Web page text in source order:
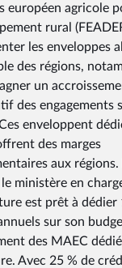
européen agricole
rural
les enveloppes
des régions,
un
des engagements
enveloppent
des marges
aux régions.
ministère en
est prêt à dédier
sur son
des MAEC
Avec 25 % de